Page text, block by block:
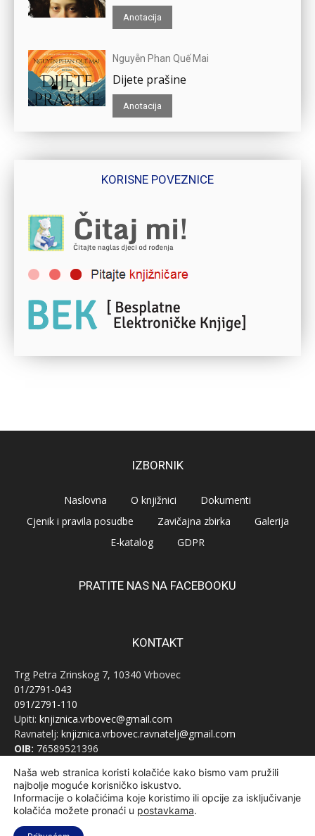
Anotacija
Nguyễn Phan Quế Mai
Dijete prašine
Anotacija
KORISNE POVEZNICE
IZBORNIK
Naslovna O knjižnici
Dokumenti
Cjenik i pravila posudbe
Zavičajna zbirka
Galerija
E-katalog
GDPR
PRATITE NAS NA FACEBOOKU
KONTAKT
Trg Petra Zrinskog 7, 10340 Vrbovec
01/2791-043
091/2791-110
Upiti: knjiznica.vrbovec@gmail.com
Ravnatelj: knjiznica.vrbovec.ravnatelj@gmail.com
OIB: 76589521396
© Narodna knjižnica Vrbovec 2020 | Sva prava pridržana | Designed
Naša web stranica koristi kolačiće kako bismo vam pružili
najbolje moguće korisničko iskustvo.
Informacije o kolačićima koje koristimo ili opcije za isključivanje
kolačića možete pronaći u postavkama.